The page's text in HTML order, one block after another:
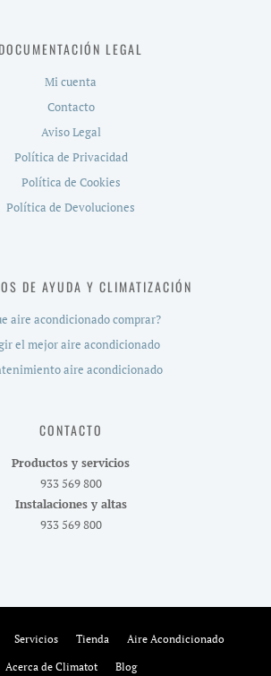
DOCUMENTACIÓN LEGAL
Mi cuenta
Contacto
Aviso Legal
Política de Privacidad
Política de Cookies
Política de Devoluciones
DE AYUDA Y CLIMATIZACIÓN
aire acondicionado comprar?
el mejor aire acondicionado
aire acondicionado
CONTACTO
Productos y servicios
933 569 800
Instalaciones y altas
933 569 800
Servicios Tienda Aire Acondicionado
Acerca de Climatot Blog